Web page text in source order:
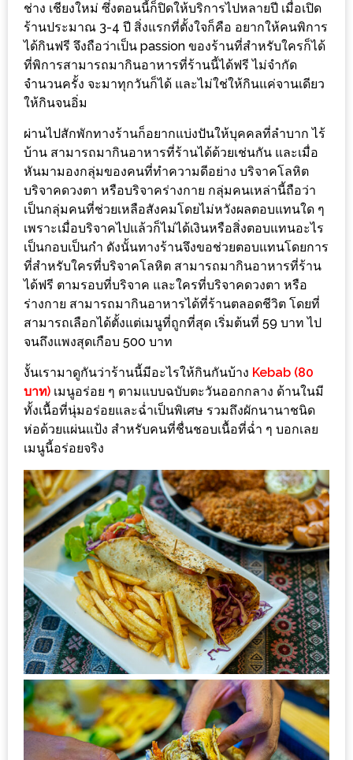
ครั้ง
ที่
เทศกาล
เบียร์
ที่สุด
ใน
โลก
กับ
โรง
ฮอ
ลิ
เดย์
อินน์
เชียงใหม่
PANDA
TIME
:
ทำไม
เรา
ไม่
ทำ
อาหาร
ทาน
เอง?
SHOP
TOP
10
รีวิว
ช่าง เชียงใหม่ ซึ่งตอนนี้ก็ปิดให้บริการไปหลายปี เมื่อเปิด
ร้านประมาณ 3-4 ปี สิ่งแรกที่ตั้งใจก็คือ อยากให้คนพิการ
ได้กินฟรี จึงถือว่าเป็น passion ของร้านที่สำหรับใครก็ได้
ที่พิการสามารถมากินอาหารที่ร้านนี้ได้ฟรี ไม่จำกัด
จำนวนครั้ง จะมาทุกวันก็ได้ และไม่ใช่ให้กินแค่จานเดียว
ให้กินจนอิ่ม
ผ่านไปสักพักทางร้านก็อยากแบ่งปันให้บุคคลที่ลำบาก ไร้
บ้าน สามารถมากินอาหารที่ร้านได้ด้วยเช่นกัน และเมื่อ
หันมามองกลุ่มของคนที่ทำความดีอย่าง บริจาคโลหิต
บริจาคดวงตา หรือบริจาคร่างกาย กลุ่มคนเหล่านี้ถือว่า
เป็นกลุ่มคนที่ช่วยเหลือสังคมโดยไม่หวังผลตอบแทนใด ๆ
เพราะเมื่อบริจาคไปแล้วก็ไม่ได้เงินหรือสิ่งตอบแทนอะไร
เป็นกอบเป็นกำ ดังนั้นทางร้านจึงขอช่วยตอบแทนโดยการ
ที่สำหรับใครที่บริจาคโลหิต สามารถมากินอาหารที่ร้าน
ได้ฟรี ตามรอบที่บริจาค และใครที่บริจาคดวงตา หรือ
ร่างกาย สามารถมากินอาหารได้ที่ร้านตลอดชีวิต โดยที่
สามารถเลือกได้ตั้งแต่เมนูที่ถูกที่สุด เริ่มต้นที่ 59 บาท ไป
จนถึงแพงสุดเกือบ 500 บาท
งั้นเรามาดูกันว่าร้านนี้มีอะไรให้กินกันบ้าง Kebab (80
บาท) เมนูอร่อย ๆ ตามแบบฉบับตะวันออกกลาง ด้านในมี
ทั้งเนื้อที่นุ่มอร่อยและฉ่ำเป็นพิเศษ รวมถึงผักนานาชนิด
ห่อด้วยแผ่นแป้ง สำหรับคนที่ชื่นชอบเนื้อที่ฉ่ำ ๆ บอกเลย
เมนูนี้อร่อยจริง